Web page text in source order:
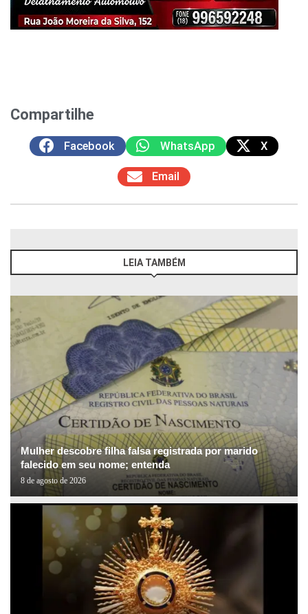
Compartilhe
Facebook WhatsApp X
Email
LEIA TAMBÉM
Mulher descobre filha falsa registrada por marido
falecido em seu nome; entenda
8 de agosto de 2026